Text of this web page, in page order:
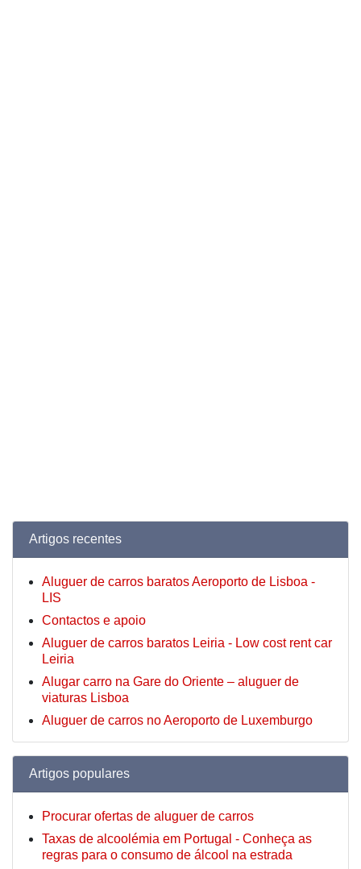
Artigos recentes
Aluguer de carros baratos Aeroporto de Lisboa -
LIS
Contactos e apoio
Aluguer de carros baratos Leiria - Low cost rent car
Leiria
Alugar carro na Gare do Oriente – aluguer de
viaturas Lisboa
Aluguer de carros no Aeroporto de Luxemburgo
Artigos populares
Procurar ofertas de aluguer de carros
Taxas de alcoolémia em Portugal - Conheça as
regras para o consumo de álcool na estrada